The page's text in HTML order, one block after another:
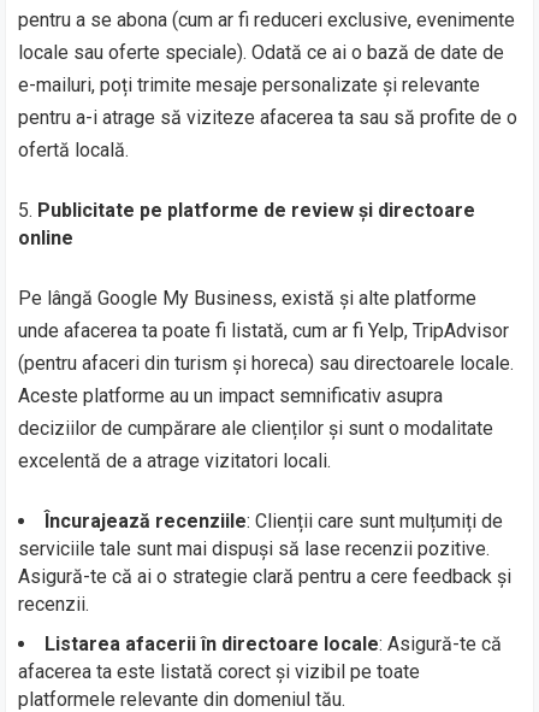
pentru a se abona (cum ar fi reduceri exclusive, evenimente
locale sau oferte speciale). Odată ce ai o bază de date de
e-mailuri, poți trimite mesaje personalizate și relevante
pentru a-i atrage să viziteze afacerea ta sau să profite de o
ofertă locală.
Publicitate pe platforme de review și directoare
online
Pe lângă Google My Business, există și alte platforme
unde afacerea ta poate fi listată, cum ar fi Yelp, TripAdvisor
(pentru afaceri din turism și horeca) sau directoarele locale.
Aceste platforme au un impact semnificativ asupra
deciziilor de cumpărare ale clienților și sunt o modalitate
excelentă de a atrage vizitatori locali.
Încurajează recenziile: Clienții care sunt mulțumiți de
serviciile tale sunt mai dispuși să lase recenzii pozitive.
Asigură-te că ai o strategie clară pentru a cere feedback și
recenzii.
Listarea afacerii în directoare locale: Asigură-te că
afacerea ta este listată corect și vizibil pe toate
platformele relevante din domeniul tău.